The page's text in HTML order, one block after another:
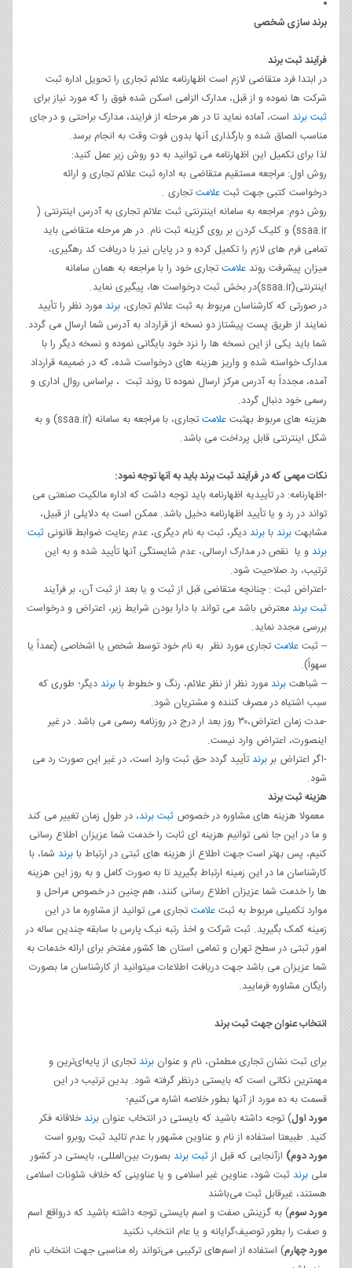
برند سازی شخصی
فرآیند ثبت برند
در ابتدا فرد متقاضی لازم است اظهارنامه علائم تجاری را تحویل اداره ثبت
شرکت ها نموده و از قبل، مدارک الزامی اسکن شده فوق را که مورد نیاز برای
ثبت برند است، آماده نماید تا در هر مرحله از فرایند، مدارک براحتی و در جای
مناسب الصاق شده و بارگذاری آنها بدون فوت وقت به انجام برسد.
لذا برای تکمیل این اظهارنامه می توانید به دو روش زیر عمل کنید:
روش اول: مراجعه مستقیم متقاضی به اداره ثبت علائم تجاری و ارائه
درخواست کتبی جهت ثبتعلامتتجاری .
روش دوم: مراجعه به سامانه اینترنتی ثبت علائم تجاری به آدرس اینترنتی (
ssaa.ir) و کلیک کردن بر روی گزینه ثبت نام. در هر مرحله متقاضی باید
تمامی فرم های لازم را تکمیل کرده و در پایان نیز با دریافت کد رهگیری،
میزان پیشرفت روند علامتتجاری خود را با مراجعه به همان سامانه
اینترنتی(ssaa.ir)در بخش ثبت درخواست ها، پیگیری نماید.
در صورتی که کارشناسان مربوط به ثبت علائم تجاری، برند مورد نظر را تأیید
نمایند از طریق پست پیشتاز دو نسخه از قرارداد به آدرس شما ارسال می گردد.
شما باید یکی از این نسخه ها را نزد خود بایگانی نموده و نسخه دیگر را با
مدارک خواسته شده و واریز هزینه های درخواست شده، که در ضمیمه قرارداد
آمده، مجدداً به آدرس مرکز ارسال نموده تا روند ثبت ، براساس روال اداری و
رسمی خود دنبال گردد.
هزینه های مربوط بهثبتعلامت
تجاری، با مراجعه به سامانه (ssaa.ir) و به
شکل اینترنتی قابل پرداخت می باشد.
نکات مهمی که در فرآیند ثبت برند باید به آنها توجه نمود:
-اظهارنامه: در تأییدیه اظهارنامه باید توجه داشت که اداره مالکیت صنعتی می
تواند در رد و یا تأیید اظهارنامه دخیل باشد. ممکن است به دلایلی از قبیل،
مشابهتبرند بابرند دیگر، ثبت به نام دیگری، عدم رعایت ضوابط قانونی ثبت
برند و یا نقص در مدارک ارسالی، عدم شایستگی آنها تأیید شده و به این
ترتیب، رد صلاحیت شود.
-اعتراض ثبت : چنانچه متقاضی قبل از ثبت و یا بعد از ثبت آن، بر فرآیند
ثبت برند معترض باشد می تواند با دارا بودن شرایط زیر، اعتراض و درخواست
بررسی مجدد نماید.
– ثبتعلامتتجاری مورد نظر به نام خود توسط شخص یا اشخاصی (عمداً یا
سهواً).
– شباهتبرند مورد نظر از نظر علائم، رنگ و خطوط بابرند دیگر؛ طوری که
سبب اشتباه در مصرف کننده و مشتریان شود.
-مدت زمان اعتراض،۳۰ روز بعد ار درج در روزنامه رسمی می باشد. در غیر
اینصورت، اعتراض وارد نیست.
-اگر اعتراض بربرند تأیید گردد حق ثبت وارد است، در غیر این صورت رد می
شود.
هزینه ثبت برند
معمولا هزینه های مشاوره در خصوص ثبت برند، در طول زمان تغییر می کند
و ما در این جا نمی توانیم هزینه ای ثابت را خدمت شما عزیزان اطلاع رسانی
کنیم، پس بهتر است جهت اطلاع از هزینه های ثبتی در ارتباط بابرند شما، با
کارشناسان ما در این زمینه ارتباط بگیرید تا به صورت کامل و به روز این هزینه
ها را خدمت شما عزیزان اطلاع رسانی کنند، هم چنین در خصوص مراحل و
موارد تکمیلی مربوط به ثبتعلامتتجاری می توانید از مشاوره ما در این
زمینه کمک بگیرید. ثبت شرکت و اخذ رتبه نیک پارس با سابقه چندین ساله در
امور ثبتی در سطح تهران و تمامی استان ها کشور مفتخر برای ارائه خدمات به
شما عزیزان می باشد جهت دریافت اطلاعات میتوانید از کارشناسان ما بصورت
رایگان مشاوره فرمایید.
انتخاب عنوان جهت ثبت برند
برای ثبت نشان تجاری مطمئن، نام و عنوان برند تجاری از پایه‌ای‌ترین و
مهمترین نکاتی است که بایستی درنظر گرفته شود. بدین ترتیب در این
قسمت به ده مورد از آنها بطور خلاصه اشاره می‌کنیم؛
مورد اول) توجه داشته باشید که بایستی در انتخاب عنوان برندخلاقانه فکر
کنید. طبیعتا استفاده از نام و عناوین مشهور با عدم تائید ثبت روبرو است
مورد دوم) ازآنجایی که قبل ازثبت برند بصورت بین‌المللی، بایستی در کشور
ملی برند ثبت شود، عناوین غیر اسلامی و یا عناوینی که خلاف شئونات اسلامی
هستند، غیرقابل ثبت می‌باشند
مورد سوم) به گزینش صفت و اسم بایستی توجه داشته باشید که درواقع اسم
و صفت را بطور توصیف‌گرایانه و یا عام انتخاب نکنید
مورد چهارم) استفاده از اسم‌های ترکیبی می‌تواند راه مناسبی جهت انتخاب نام